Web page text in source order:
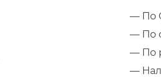
— По
— По
— По
—